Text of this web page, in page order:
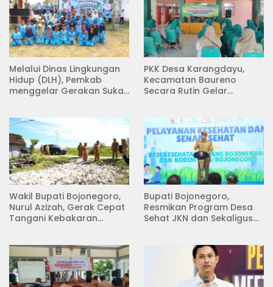
Melalui Dinas Lingkungan
Hidup (DLH), Pemkab
menggelar Gerakan Suka
PKK Desa Karangdayu,
Kecamatan Baureno
Secara Rutin Gelar
Wakil Bupati Bojonegoro,
Nurul Azizah, Gerak Cepat
Tangani Kebakaran
Bupati Bojonegoro,
Resmikan Program Desa
Sehat JKN dan Sekaligus